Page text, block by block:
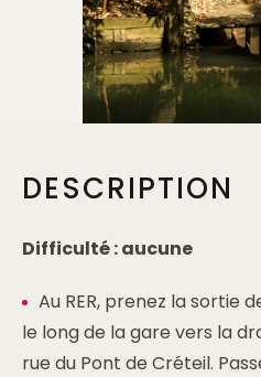
DESCRIPTION
Difficulté : aucune
Au RER, prenez la sortie
le long de la gare vers la
rue du Pont de Créteil.